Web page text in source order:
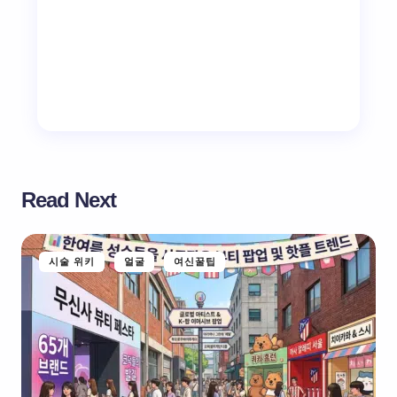
Read Next
시술 위키 얼굴 여신꿀팁